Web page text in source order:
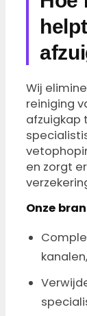
Wij
reiniging
afzuigkap
en zorgt
Onze